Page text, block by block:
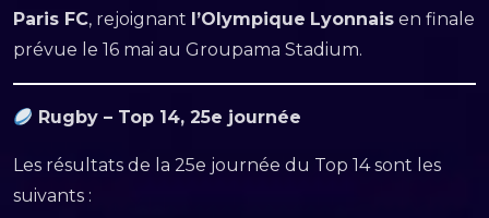
Paris FC, rejoignant l’Olympique Lyonnais en finale
prévue le 16 mai au Groupama Stadium.
Rugby – Top 14, 25e journée
Les résultats de la 25e journée du Top 14 sont les
suivants :